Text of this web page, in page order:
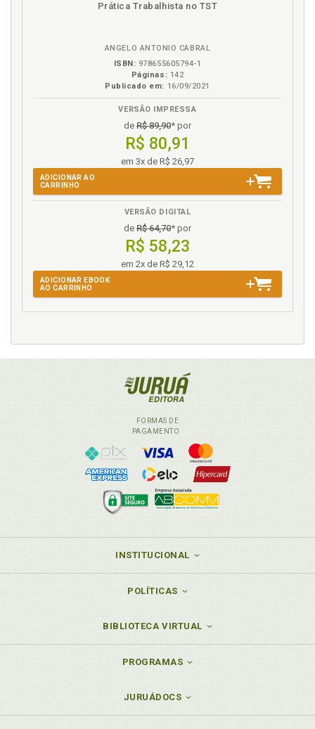
Prática Trabalhista no TST
ANGELO ANTONIO CABRAL
ISBN: 978655605794-1
Páginas: 142
Publicado em: 16/09/2021
VERSÃO IMPRESSA
de R$ 89,90* por
R$ 80,91
em 3x de R$ 26,97
ADICIONAR AO
CARRINHO
VERSÃO DIGITAL
de R$ 64,70* por
R$ 58,23
em 2x de R$ 29,12
ADICIONAR EBOOK
AO CARRINHO
FORMAS DE
PAGAMENTO
INSTITUCIONAL
POLÍTICAS
BIBLIOTECA VIRTUAL
PROGRAMAS
JURUÁDOCS